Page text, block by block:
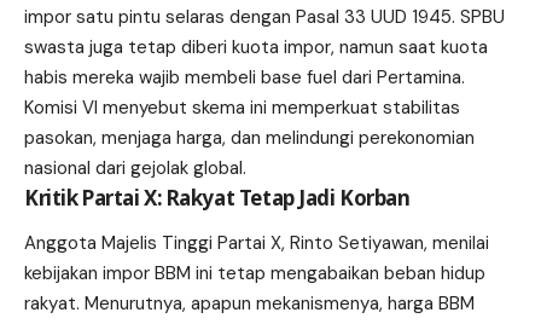
impor satu pintu selaras dengan Pasal 33 UUD 1945. SPBU
swasta juga tetap diberi kuota impor, namun saat kuota
habis mereka wajib membeli base fuel dari Pertamina.
Komisi VI menyebut skema ini memperkuat stabilitas
pasokan, menjaga harga, dan melindungi perekonomian
nasional dari gejolak global.
Kritik Partai X: Rakyat Tetap Jadi Korban
Anggota Majelis Tinggi Partai X, Rinto Setiyawan, menilai
kebijakan impor BBM ini tetap mengabaikan beban hidup
rakyat. Menurutnya, apapun mekanismenya, harga BBM